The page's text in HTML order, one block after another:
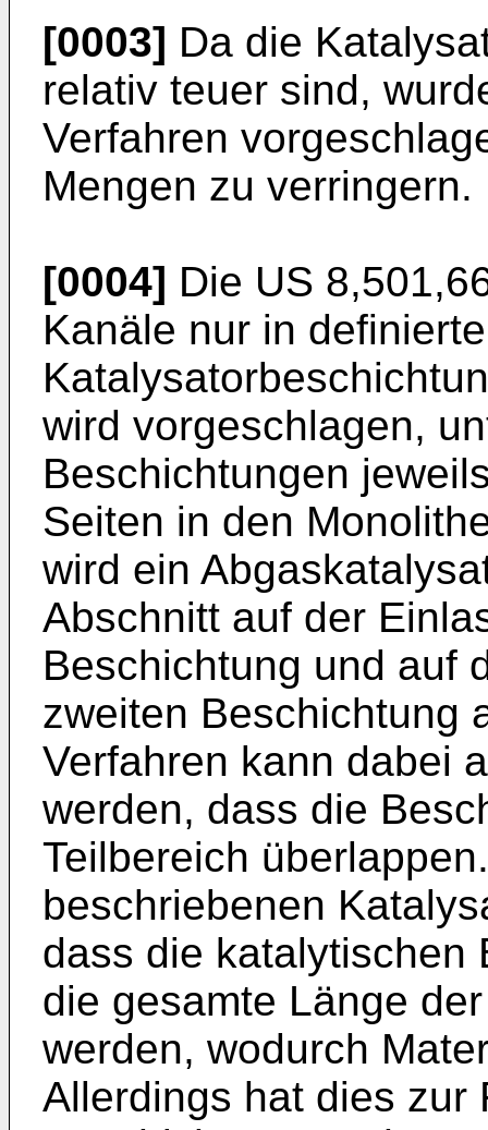
[0003] Da die
relativ teuer sind,
Verfahren
Mengen zu verringern.
[0004] Die US
Kanäle nur in
wird vorgeschlagen,
Beschichtungen
Seiten in den
wird ein
Abschnitt auf der
Beschichtung und auf
zweiten Beschichtung
Verfahren kann dabei
werden, dass die
Teilbereich
beschriebenen
dass die katalytischen
die gesamte Länge
werden, wodurch
Allerdings hat dies zur